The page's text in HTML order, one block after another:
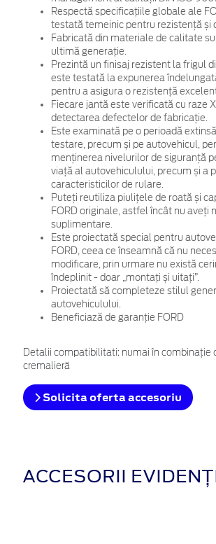
Respectă specificațiile globale ale
testată temeinic pentru rezistență și
Fabricată din materiale de calitate
ultimă generație.
Prezintă un finisaj rezistent la frigul
este testată la expunerea
pentru a asigura o rezistență
Fiecare jantă este verificată cu raze
detectarea defectelor de fabricație.
Este examinată pe o perioadă
testare, precum și pe autovehicul,
menținerea nivelurilor de siguranță
viață al autovehiculului, precum și a
caracteristicilor de rulare.
Puteți reutiliza piulițele de roată și
FORD originale, astfel încât nu aveți
suplimentare.
Este proiectată special pentru
FORD, ceea ce înseamnă că nu
modificare, prin urmare nu există
îndeplinit - doar „montați și uitați”.
Proiectată să completeze stilul
autovehiculului.
Beneficiază de garanție FORD
Detalii compatibilitati: numai în combinaţie
cremalieră
Solicita oferta accesoriu
ACCESORII